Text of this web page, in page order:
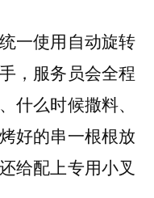
一使用自动旋转
，服务员会全程
什么时候撒料、
烤好的串一根根放
还给配上专用小叉